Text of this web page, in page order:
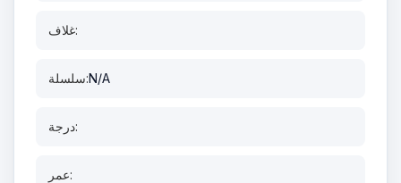
غلاف:
سلسلة:N/A
درجة:
عمر: